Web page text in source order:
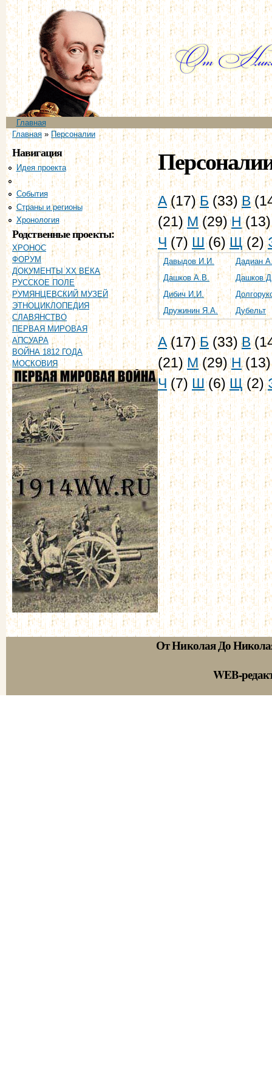
Главное меню
Главная
Вы здесь
Главная» Персоналии
Навигация
Идея проекта
Персоналии
События
Страны и регионы
Хронология
Родственные проекты:
ХРОНОС
ФОРУМ
ДОКУМЕНТЫ XX ВЕКА
РУССКОЕ ПОЛЕ
РУМЯНЦЕВСКИЙ МУЗЕЙ
ЭТНОЦИКЛОПЕДИЯ
СЛАВЯНСТВО
ПЕРВАЯ МИРОВАЯ
АПСУАРА
ВОЙНА 1812 ГОДА
МОСКОВИЯ
А(17)Б(33)В
(21)М(29)Н
Ч (7)Ш(6)Щ(2)
Давыдов И.И.
Дадиан
Дашков А.В.
Дашков
Дибич И.И.
Дружинин Я.А.
Дубельт
А(17)Б(33)В
(21)М(29)Н
Ч (7) Ш(6)Щ(2)
От Николая До
WEB-